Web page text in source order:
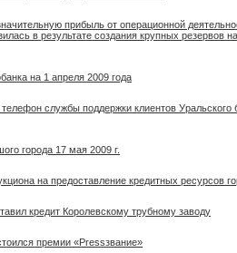
прибыль от операционной
в результате создания крупных резервов
на 1 апреля 2009 года
службы поддержки клиентов Уральского
города 17 мая 2009 г.
на предоставление кредитных ресурсов
кредит Королевскому трубному заводу
премии «Pressзвание»